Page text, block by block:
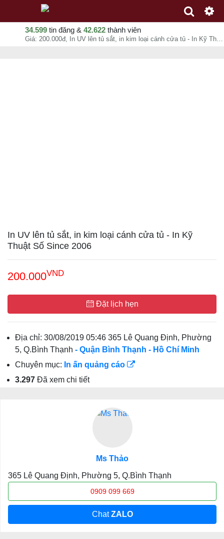
34.599 tin đăng & 42.622 thành viên
Giá: 200.000đ, In UV lên tủ sắt, in kim loại cánh cửa tủ - In Kỹ Thuật Số Since 2006, Ms Thảo, chuyên mục In ấn quảng cáo tại Quận Bình Thạnh - Hồ Chí Minh - 09-08-2026 15:18:51
In UV lên tủ sắt, in kim loại cánh cửa tủ - In Kỹ
Thuật Số Since 2006
200.000VND
Đặt lịch hẹn
Địa chỉ: 30/08/2019 05:46 365 Lê Quang Định, Phường
5, Q.Bình Thạnh - Quận Bình Thạnh - Hồ Chí Minh
Chuyên mục: In ấn quảng cáo
3.297 Đã xem chi tiết
Ms Thảo
365 Lê Quang Định, Phường 5, Q.Bình Thạnh
0909 099 669
ChatZALO